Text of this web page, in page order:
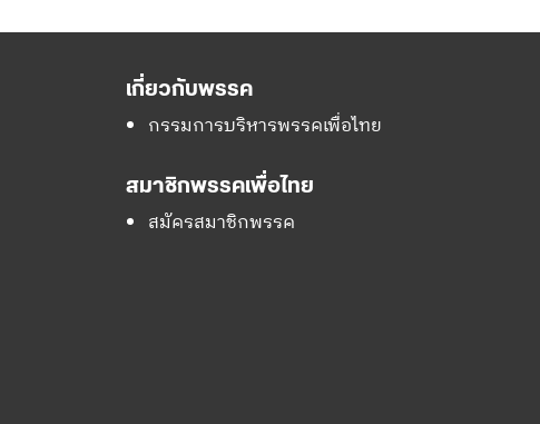
เกี่ยวกับพรรค
กรรมการบริหารพรรคเพื่อไทย
สมาชิกพรรคเพื่อไทย
สมัครสมาชิกพรรค